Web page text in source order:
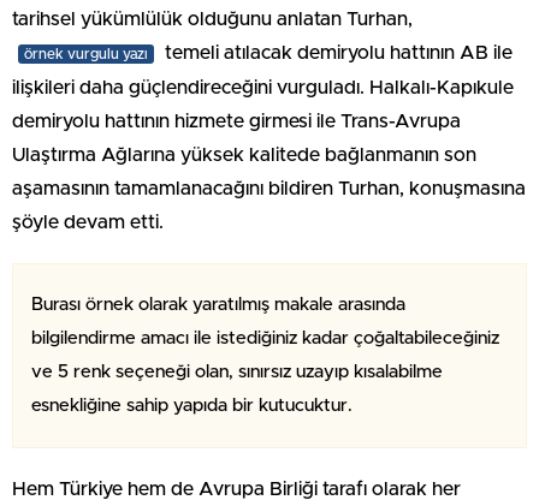
tarihsel yükümlülük olduğunu anlatan Turhan,
örnek vurgulu yazı
temeli atılacak demiryolu hattının AB ile
ilişkileri daha güçlendireceğini vurguladı. Halkalı-Kapıkule
demiryolu hattının hizmete girmesi ile Trans-Avrupa
Ulaştırma Ağlarına yüksek kalitede bağlanmanın son
aşamasının tamamlanacağını bildiren Turhan, konuşmasına
şöyle devam etti.
Burası örnek olarak yaratılmış makale arasında
bilgilendirme amacı ile istediğiniz kadar çoğaltabileceğiniz
ve 5 renk seçeneği olan, sınırsız uzayıp kısalabilme
esnekliğine sahip yapıda bir kutucuktur.
Hem Türkiye hem de Avrupa Birliği tarafı olarak her